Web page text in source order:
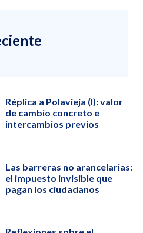
Réplica a Polavieja (I): valor
de cambio concreto e
intercambios previos
Las barreras no arancelarias:
el impuesto invisible que
pagan los ciudadanos